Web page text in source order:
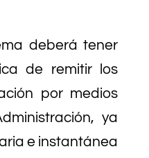
deberá tener
de remitir los
por medios
ya
e instantánea